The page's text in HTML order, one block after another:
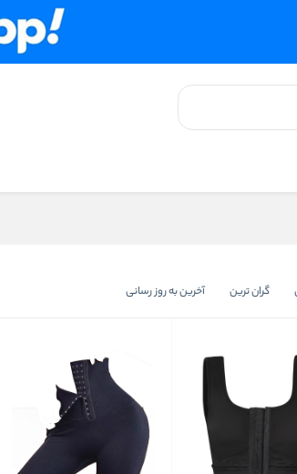
گران ترین آخرین به روز رسانی